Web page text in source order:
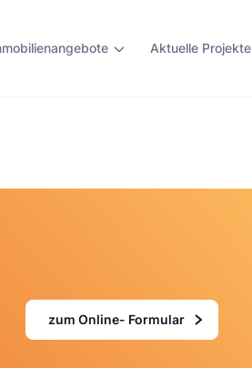
Aktuelle Projekte
zum Online- Formular